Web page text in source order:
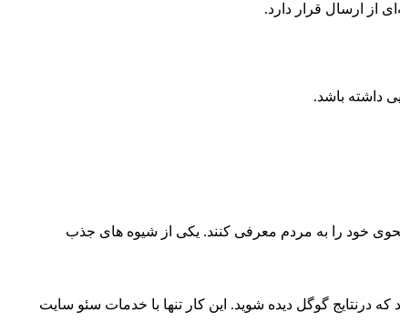
از ارسال قرار دارد.
خود را به مردم معرفی کنند. یکی از شیوه های جذب
درنتایج گوگل دیده شوید. این کار تنها با خدمات سئو سایت